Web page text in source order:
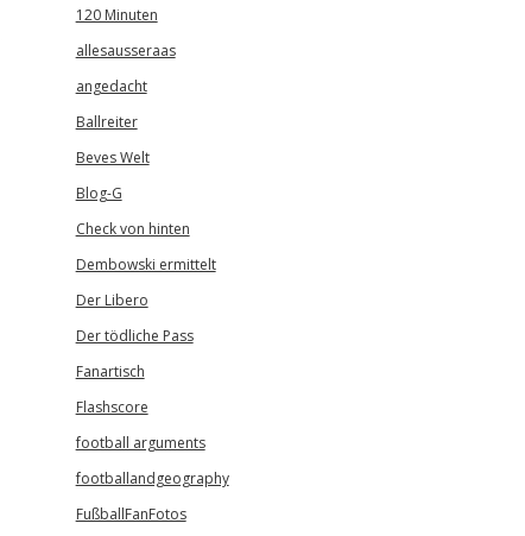
120 Minuten
allesausseraas
angedacht
Ballreiter
Beves Welt
Blog-G
Check von hinten
Dembowski ermittelt
Der Libero
Der tödliche Pass
Fanartisch
Flashscore
football arguments
footballandgeography
FußballFanFotos